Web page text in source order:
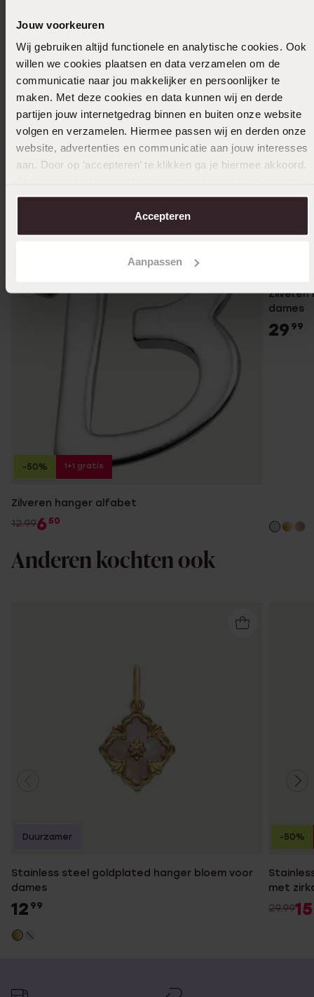
Jouw voorkeuren
Wij gebruiken altijd functionele en analytische cookies. Ook
willen we cookies plaatsen en data verzamelen om de
communicatie naar jou makkelijker en persoonlijker te
maken. Met deze cookies en data kunnen wij en derde
partijen jouw internetgedrag binnen en buiten onze website
volgen en verzamelen. Hiermee passen wij en derden onze
website, advertenties en communicatie aan jouw interesses
aan. Door op ‘accepteren’ te klikken ga je hiermee akkoord.
over in onscookiebeleid.
Accepteren
Aanpassen
Zilveren hanger alfabet
12.996 50
-50% 1+1 gratis
dames
29 99
Anderen kochten ook
Stainless steel goldplated hanger bloem voor
dames
12 99
Duurzamer
met
29.9915
-50%